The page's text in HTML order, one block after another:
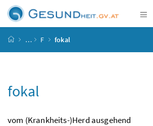
Zum Inhalt
Zum Hauptmenü
Zum Untermenü
Zur Suche
Startseite
… F fokal
fokal
vom (Krankheits-)Herd ausgehend